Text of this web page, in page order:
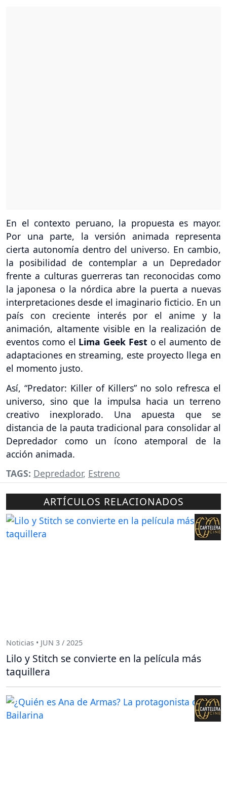
En el contexto peruano, la propuesta es mayor.
Por una parte, la versión animada representa
cierta autonomía dentro del universo. En cambio,
la posibilidad de contemplar a un Depredador
frente a culturas guerreras tan reconocidas como
la japonesa o la nórdica abre la puerta a nuevas
interpretaciones desde el imaginario ficticio. En un
país con creciente interés por el anime y la
animación, altamente visible en la realización de
eventos como el Lima Geek Fest o el aumento de
adaptaciones en streaming, este proyecto llega en
el momento justo.
Así, “Predator: Killer of Killers” no solo refresca el
universo, sino que la impulsa hacia un terreno
creativo inexplorado. Una apuesta que se
distancia de la pauta tradicional para consolidar al
Depredador como un ícono atemporal de la
acción animada.
TAGS: Depredador, Estreno
ARTÍCULOS RELACIONADOS
Noticias • JUN 3 / 2025
Lilo y Stitch se convierte en la película más
taquillera